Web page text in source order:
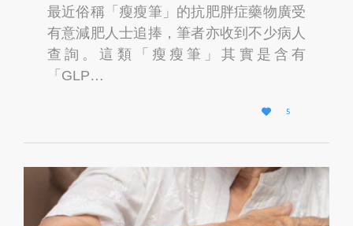
最近俗稱「瘦瘦筆」的抗肥胖症藥物廣受
有意減肥人士追捧，筆者亦收到不少病人
查詢。這類「瘦瘦筆」其實是含有
「GLP…

L
O
I
5